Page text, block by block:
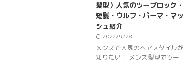
髪型）人気のツーブロック・
短髪・ウルフ・パーマ・マッ
シュ紹介
2022/9/28
メンズで人気のヘアスタイルが
知りたい！ メンズ髪型でツー